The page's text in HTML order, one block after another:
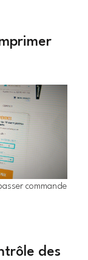
commande
des